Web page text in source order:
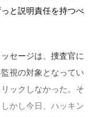
と説明責任を持つべ
セージは、捜査官に
視の対象となってい
ックしなかった。そ
かし今日、ハッキン